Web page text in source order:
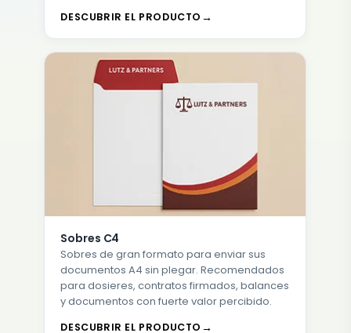
DESCUBRIR EL PRODUCTO
Sobres C4
Sobres de gran formato para enviar sus
documentos A4 sin plegar. Recomendados
para dosieres, contratos firmados, balances
y documentos con fuerte valor percibido.
DESCUBRIR EL PRODUCTO